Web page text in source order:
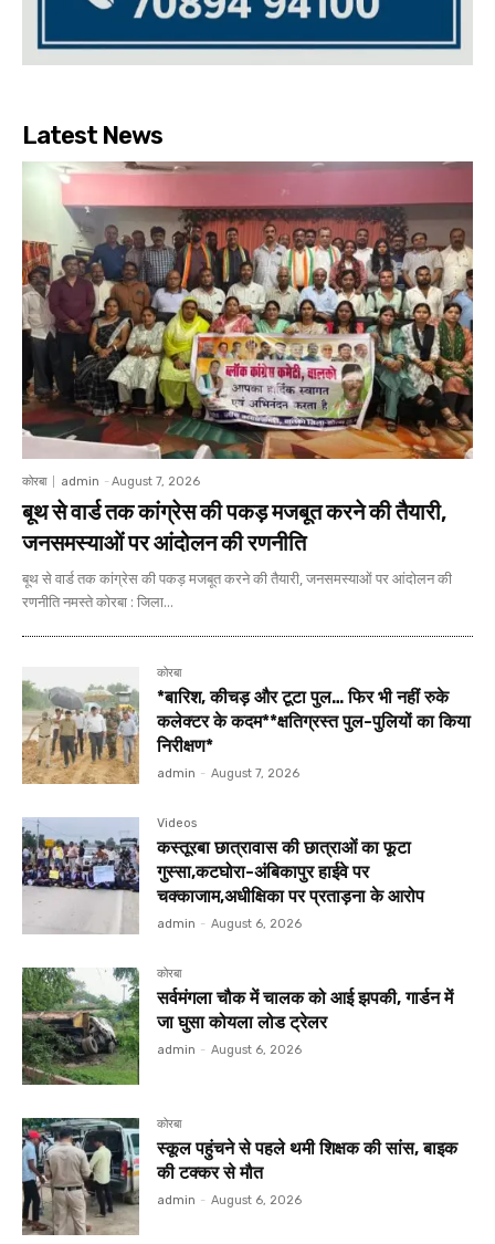
Latest News
कोरबा admin - August 7, 2026
बूथ से वार्ड तक कांग्रेस की पकड़ मजबूत करने की तैयारी,
जनसमस्याओं पर आंदोलन की रणनीति
बूथ से वार्ड तक कांग्रेस की पकड़ मजबूत करने की तैयारी, जनसमस्याओं पर आंदोलन की
रणनीति नमस्ते कोरबा : जिला...
कोरबा
*बारिश, कीचड़ और टूटा पुल… फिर भी नहीं रुके
कलेक्टर के कदम**क्षतिग्रस्त पुल-पुलियों का किया
निरीक्षण*
admin - August 7, 2026
Videos
कस्तूरबा छात्रावास की छात्राओं का फूटा
गुस्सा,कटघोरा-अंबिकापुर हाईवे पर
चक्काजाम,अधीक्षिका पर प्रताड़ना के आरोप
admin - August 6, 2026
कोरबा
सर्वमंगला चौक में चालक को आई झपकी, गार्डन में
जा घुसा कोयला लोड ट्रेलर
admin - August 6, 2026
कोरबा
स्कूल पहुंचने से पहले थमी शिक्षक की सांस, बाइक
की टक्कर से मौत
admin - August 6, 2026